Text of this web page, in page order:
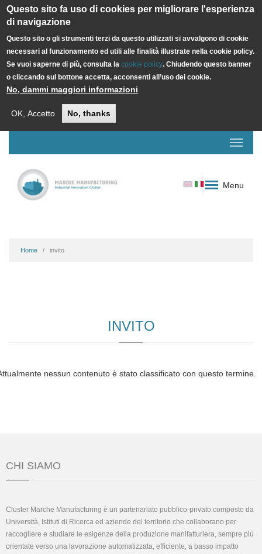
Questo sito fa uso di cookies per migliorare l'esperienza
di navigazione
Questo sito o gli strumenti terzi da questo utilizzati si avvalgono di cookie
necessari al funzionamento ed utili alle finalità illustrate nella cookie policy.
Se vuoi saperne di più, consulta lacookie policy. Chiudendo questo banner
o cliccando sul bottone accetta, acconsenti all’uso dei cookie.
No, dammi maggiori informazioni
OK, Accetto No, thanks
Menu
Home invito
INVITO
nessun contenuto è stato classificato con questo termine.
CHI SIAMO
Cluster Marche Manufacturing è un partenariato pubblico-privato composto da
Università, Istituti di Ricerca ed aziende del territorio che collaborano per
raccogliere e studiare le esigenze della produzione manifatturiera, sempre più
orientate verso una lavorazione automatizzata, efficiente, a basso impatto